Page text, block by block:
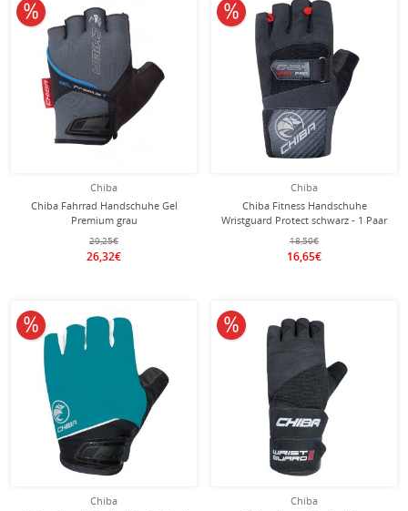
Chiba
Chiba Fahrrad Handschuhe Gel
Premium grau
29,25€
26,32€
10% reduziert
Chiba
Chiba Fitness Handschuhe
Wristguard Protect schwarz - 1 Paar
18,50€
16,65€
10% reduziert
Chiba
10% reduziert
Chiba
10% reduziert